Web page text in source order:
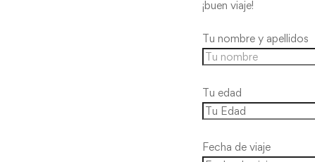
¡buen viaje!
Tu nombre y apellidos
Tu edad
Fecha de viaje